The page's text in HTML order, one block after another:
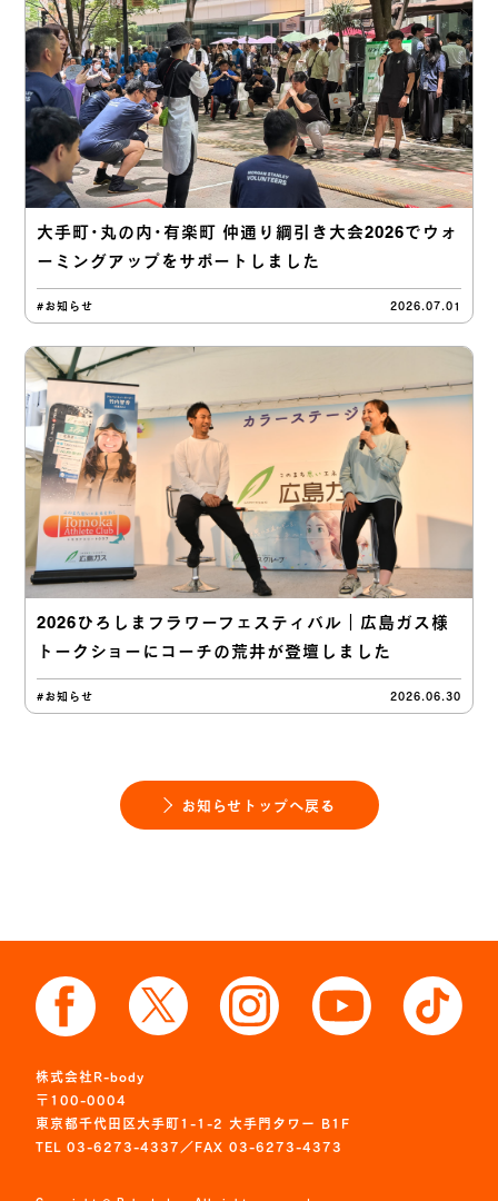
大手町・丸の内・有楽町 仲通り綱引き大会2026でウォ
ーミングアップをサポートしました
#お知らせ 2026.07.01
2026ひろしまフラワーフェスティバル｜広島ガス様
トークショーにコーチの荒井が登壇しました
#お知らせ 2026.06.30
お知らせトップへ戻る
株式会社R-body
〒100-0004
東京都千代田区大手町1-1-2 大手門タワー B1F
TEL 03-6273-4337／FAX 03-6273-4373